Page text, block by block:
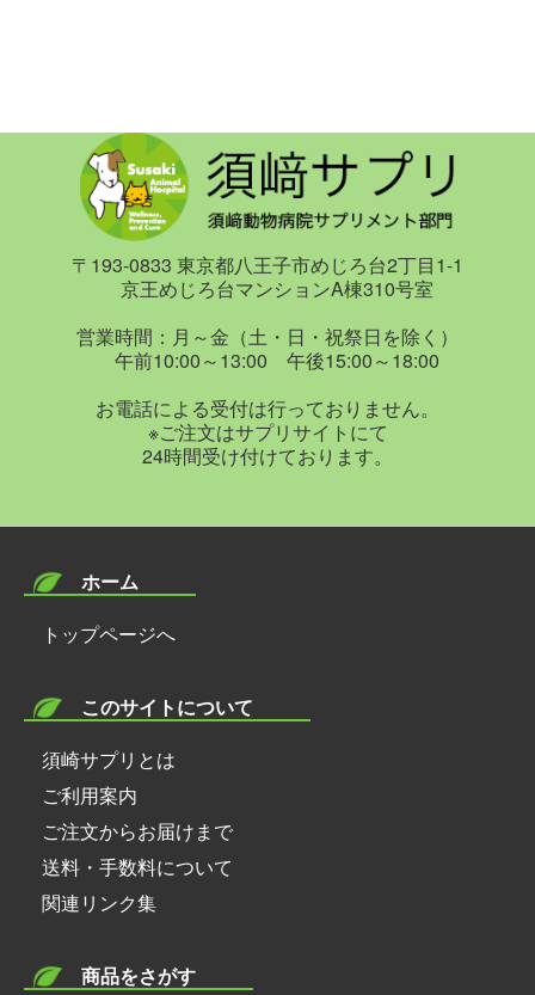
〒193-0833 東京都八王子市めじろ台2丁目1-1
京王めじろ台マンションA棟310号室
営業時間：月～金（土・日・祝祭日を除く）
午前10:00～13:00 午後15:00～18:00
お電話による受付は行っておりません。
※ご注文はサプリサイトにて
24時間受け付けております。
ホーム
トップページへ
このサイトについて
須崎サプリとは
ご利用案内
ご注文からお届けまで
送料・手数料について
関連リンク集
商品をさがす